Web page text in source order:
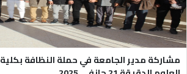
مشاركة مدير الجامعة في حملة النظافة بكلية